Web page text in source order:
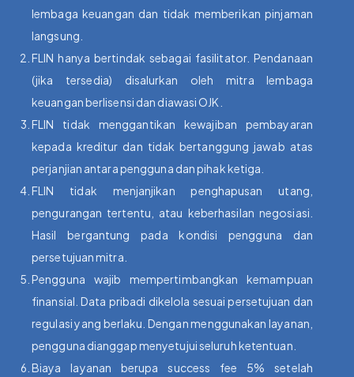
lembaga keuangan dan tidak memberikan pinjaman
langsung.
FLIN hanya bertindak sebagai fasilitator. Pendanaan
(jika tersedia) disalurkan oleh mitra lembaga
keuangan berlisensi dan diawasi OJK.
FLIN tidak menggantikan kewajiban pembayaran
kepada kreditur dan tidak bertanggung jawab atas
perjanjian antara pengguna dan pihak ketiga.
FLIN tidak menjanjikan penghapusan utang,
pengurangan tertentu, atau keberhasilan negosiasi.
Hasil bergantung pada kondisi pengguna dan
persetujuan mitra.
Pengguna wajib mempertimbangkan kemampuan
finansial. Data pribadi dikelola sesuai persetujuan dan
regulasi yang berlaku. Dengan menggunakan layanan,
pengguna dianggap menyetujui seluruh ketentuan.
Biaya layanan berupa success fee 5% setelah